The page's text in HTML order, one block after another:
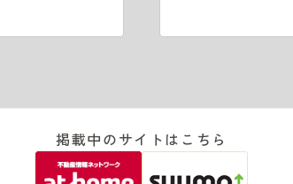
掲載中のサイトはこちら